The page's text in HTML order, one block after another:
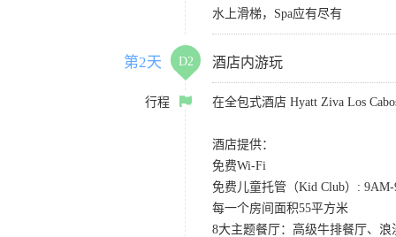
水上滑梯，Spa应有尽有
第2天 D2 酒店内游玩
行程 在全包式酒店 Hyatt Ziva Los
酒店提供：
免费Wi-Fi
免费儿童托管（Kid Club）:
每一个房间面积55平方米
8大主题餐厅：高级牛排餐厅、